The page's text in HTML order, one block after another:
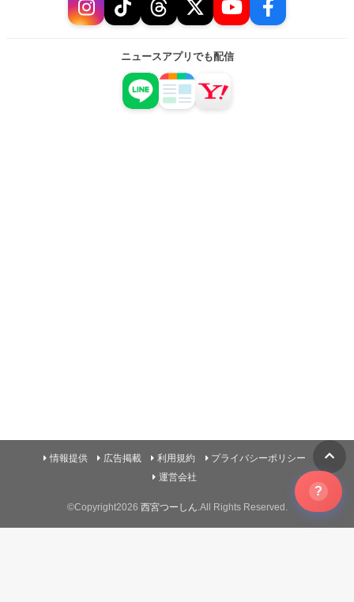
ニュースアプリでも配信
情報提供 広告掲載 利用規約
プライバシーポリシー
運営会社
©Copyright2026 西宮つーしん .All Rights Reserved.
?